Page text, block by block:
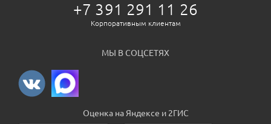
+7 391 291 11 26
Корпоративным клиентам
МЫ В СОЦСЕТЯХ
Оценка на Яндексе и 2ГИС